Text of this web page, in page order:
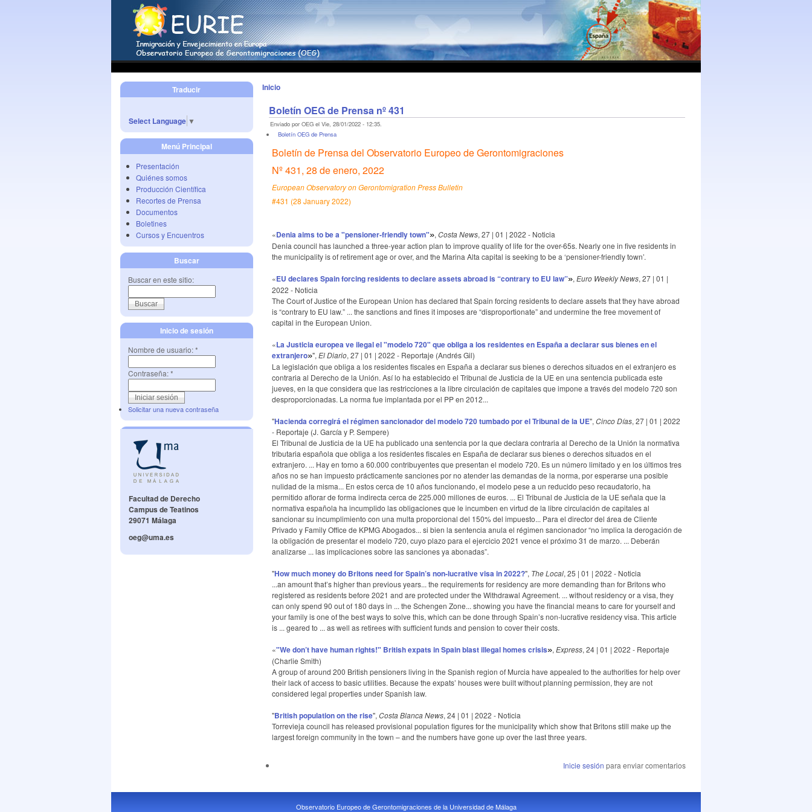
Traducir
Select Language ▼
Menú Principal
Presentación
Quiénes somos
Producción Científica
Recortes de Prensa
Documentos
Boletines
Cursos y Encuentros
Buscar
Buscar en este sitio:
Inicio de sesión
Nombre de usuario:*
Contraseña:*
Solicitar una nueva contraseña
Facultad de Derecho
Campus de Teatinos
29071 Málaga
oeg@uma.es
Inicio
Boletín OEG de Prensa nº 431
Enviado por OEG el Vie, 28/01/2022 - 12:35.
Boletín OEG de Prensa
Boletín de Prensa del Observatorio Europeo de Gerontomigraciones
Nº 431, 28 de enero, 2022
European Observatory on Gerontomigration Press Bulletin
#431 (28 January 2022)
«Denia aims to be a "pensioner-friendly town"», Costa News, 27 | 01 | 2022 - Noticia
Denia council has launched a three-year action plan to improve quality of life for the over-65s. Nearly one in five residents in
the municipality is of retirement age or over, and the Marina Alta capital is seeking to be a ‘pensioner-friendly town’.
«EU declares Spain forcing residents to declare assets abroad is “contrary to EU law”», Euro Weekly News, 27 | 01 |
2022 - Noticia
The Court of Justice of the European Union has declared that Spain forcing residents to declare assets that they have abroad
is “contrary to EU law.” ... the sanctions and fines it imposes are “disproportionate” and undermine the free movement of
capital in the European Union.
«La Justicia europea ve ilegal el "modelo 720" que obliga a los residentes en España a declarar sus bienes en el
extranjero»", El Diario, 27 | 01 | 2022 - Reportaje (Andrés Gil)
La legislación que obliga a los residentes fiscales en España a declarar sus bienes o derechos situados en el extranjero es
contraria al Derecho de la Unión. Así lo ha establecido el Tribunal de Justicia de la UE en una sentencia publicada este
jueves, en la que considera que las restricciones a la libre circulación de capitales que impone a través del modelo 720 son
desproporcionadas. La norma fue implantada por el PP en 2012...
"Hacienda corregirá el régimen sancionador del modelo 720 tumbado por el Tribunal de la UE", Cinco Días, 27 | 01 | 2022
- Reportaje (J. García y P. Sempere)
El Tribunal de Justicia de la UE ha publicado una sentencia por la que declara contraria al Derecho de la Unión la normativa
tributaria española que obliga a los residentes fiscales en España de declarar sus bienes o derechos situados en el
extranjero. ... Hay en torno a 60.000 contribuyentes que presentan el modelo 720. Es un número limitado y en los últimos tres
años no se han impuesto prácticamente sanciones por no atender las demandas de la norma, por esperarse una posible
nulidad de la misma... En estos cerca de 10 años funcionando, el modelo pese a un reducido peso recaudatorio, ha
permitido aflorar de forma indirecta cerca de 225.000 millones de euros. ... El Tribunal de Justicia de la UE señala que la
normativa española ha incumplido las obligaciones que le incumben en virtud de la libre circulación de capitales al
sancionar su incumplimiento con una multa proporcional del 150% del impuesto... Para el director del área de Cliente
Privado y Family Office de KPMG Abogados... si bien la sentencia anula el régimen sancionador “no implica la derogación de
la obligación de presentar el modelo 720, cuyo plazo para el ejercicio 2021 vence el próximo 31 de marzo. ... Deberán
analizarse ... las implicaciones sobre las sanciones ya abonadas”.
"How much money do Britons need for Spain’s non-lucrative visa in 2022?", The Local, 25 | 01 | 2022 - Noticia
...an amount that’s higher than previous years... the requirements for residency are more demanding than for Britons who
registered as residents before 2021 and are protected under the Withdrawal Agreement. ... without residency or a visa, they
can only spend 90 out of 180 days in ... the Schengen Zone... showing you have the financial means to care for yourself and
your family is one of the best ways to solve this, which can be done through Spain’s non-lucrative residency visa. This article
is ... geared to ... as well as retirees with sufficient funds and pension to cover their costs.
«"We don’t have human rights!" British expats in Spain blast illegal homes crisis», Express, 24 | 01 | 2022 - Reportaje
(Charlie Smith)
A group of around 200 British pensioners living in the Spanish region of Murcia have appealed to the authorities for help over
their lack of access to basic utilities. Because the expats’ houses were built without planning permission, they are not
considered legal properties under Spanish law.
"British population on the rise", Costa Blanca News, 24 | 01 | 2022 - Noticia
Torrevieja council has released provisional population figures for the municipality which show that Britons still make up the
largest foreign community in the town – and the numbers have gone up over the last three years.
Inicie sesión para enviar comentarios
Observatorio Europeo de Gerontomigraciones de la Universidad de Málaga